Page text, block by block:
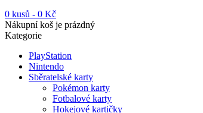
0 kusů - 0 Kč
Nákupní koš je prázdný
Kategorie
PlayStation
Nintendo
Sběratelské karty
Pokémon karty
Fotbalové karty
Hokejové kartičky